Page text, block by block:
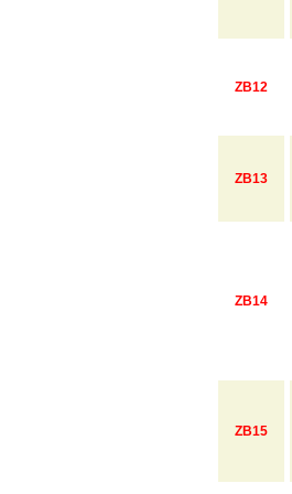
ZB12
ZB13
ZB14
ZB15